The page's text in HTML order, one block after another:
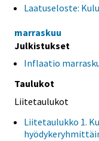
Laatuseloste:
marraskuu
Julkistukset
Inflaatio
Taulukot
Liitetaulukot
Liitetaulukko 1.